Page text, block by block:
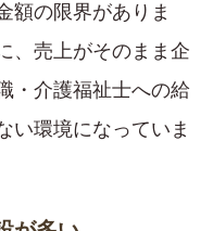
額の限界がありま
、売上がそのまま企
・介護福祉士への給
い環境になっていま